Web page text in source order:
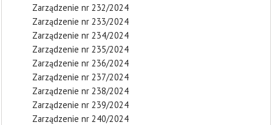
Zarządzenie nr 232/2024
Zarządzenie nr 233/2024
Zarządzenie nr 234/2024
Zarządzenie nr 235/2024
Zarządzenie nr 236/2024
Zarządzenie nr 237/2024
Zarządzenie nr 238/2024
Zarządzenie nr 239/2024
Zarządzenie nr 240/2024